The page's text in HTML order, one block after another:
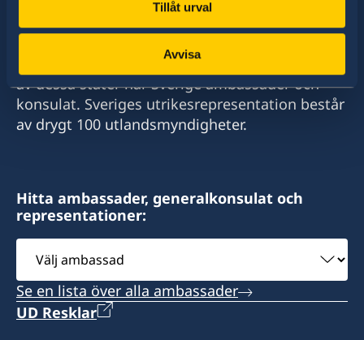
Tillåt urval
Avvisa
stort sett alla stater i världen. I ungefär hälften
av dessa stater har Sverige ambassader och
konsulat. Sveriges utrikesrepresentation består
av drygt 100 utlandsmyndigheter.
Hitta ambassader, generalkonsulat och
representationer:
Välj
ambassad
Se en lista över alla ambassader
UD Resklar